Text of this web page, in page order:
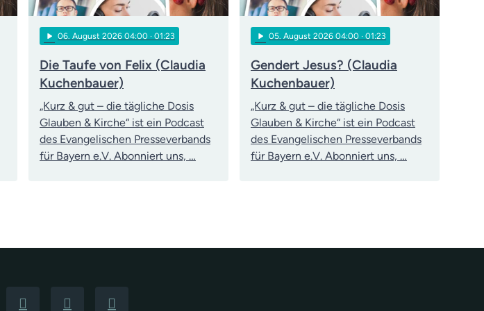
play_arrow 06 . August 2026 04:00 · 01:23
Die Taufe von Felix (Claudia
Kuchenbauer)
„Kurz & gut – die tägliche Dosis
Glauben & Kirche“ ist ein Podcast
des Evangelischen Presseverbands
für Bayern e.V. Abonniert uns, …
play_arrow 05 . August 2026 04:00 · 01:23
Gendert Jesus? (Claudia
Kuchenbauer)
„Kurz & gut – die tägliche Dosis
Glauben & Kirche“ ist ein Podcast
des Evangelischen Presseverbands
für Bayern e.V. Abonniert uns, …